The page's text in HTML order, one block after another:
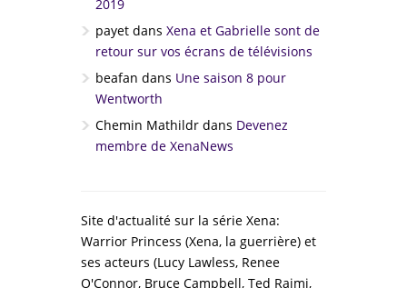
2019
payet dans Xena et Gabrielle sont de
retour sur vos écrans de télévisions
beafan dans Une saison 8 pour
Wentworth
Chemin Mathildr dans Devenez
membre de XenaNews
Site d'actualité sur la série Xena:
Warrior Princess (Xena, la guerrière) et
ses acteurs (Lucy Lawless, Renee
O'Connor, Bruce Campbell, Ted Raimi,